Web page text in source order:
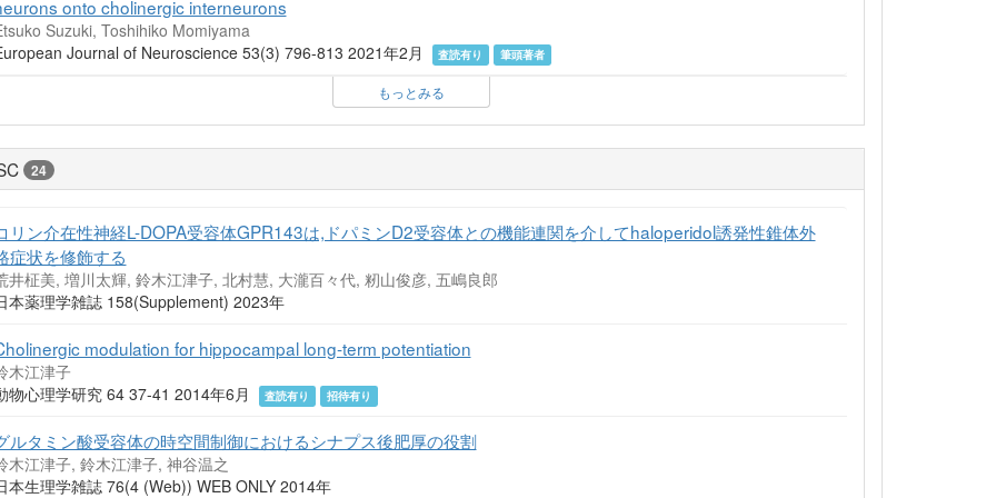
onto cholinergic interneurons
Suzuki, Toshihiko Momiyama
Journal of Neuroscience 53(3) 796-813 2021年2月
査読有り 筆頭著者
もっとみる
24
リン介在性神経L-DOPA受容体GPR143は,ドパミンD2受容体との機能連関を介してhaloperidol誘発性錐体外
症状を修飾する
井柾美, 増川太輝, 鈴木江津子, 北村慧, 大瀧百々代, 籾山俊彦, 五嶋良郎
本薬理学雑誌 158(Supplement) 2023年
modulation for hippocampal long-term potentiation
木江津子
物心理学研究 64 37-41 2014年6月
査読有り 招待有り
ルタミン酸受容体の時空間制御におけるシナプス後肥厚の役割
木江津子, 鈴木江津子, 神谷温之
本生理学雑誌 76(4 (Web)) WEB ONLY 2014年